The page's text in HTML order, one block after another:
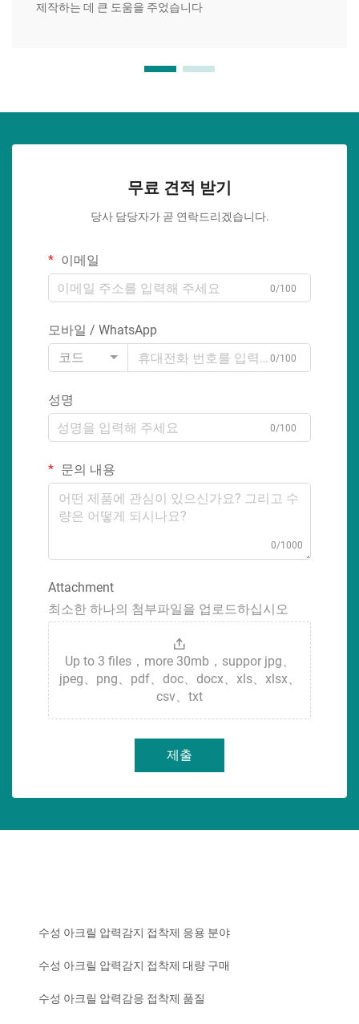
제작하는 데 큰 도움을 주었습니다
무료 견적 받기
당사 담당자가 곧 연락드리겠습니다.
이메일
0/100
모바일 / WhatsApp
코드
0/100
성명
0/100
문의 내용
0/1000
Attachment
최소한 하나의 첨부파일을 업로드하십시오
Up to 3 files，more 30mb，suppor jpg、
jpeg、png、pdf、doc、docx、xls、xlsx、
csv、txt
제출
수성 아크릴 압력감지 접착제 응용 분야
수성 아크릴 압력감지 접착제 대량 구매
수성 아크릴 압력감응 접착제 품질